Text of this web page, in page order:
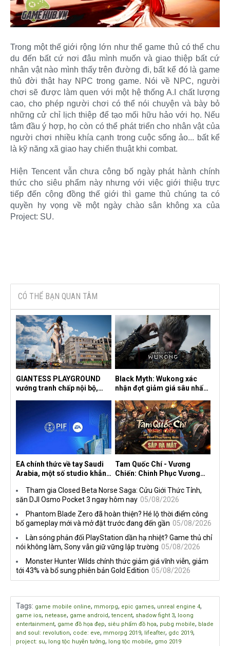
Trong một thế giới rộng lớn như thế game thủ có thể chu
du đến bất cứ nơi đâu mình muốn và giao thiệp bất cứ
nhân vật nào mình thấy trên đường đi, bất kể đó là game
thủ đời thật hay NPC trong game. Nói về NPC, người
chơi sẽ được làm quen với một hệ thống A.I chất lượng
cao, cho phép người chơi có thể nói chuyện và bày bỏ
những cử chỉ lịch thiệp để tạo mối hữu hảo với họ. Nếu
tâm đầu ý hợp, họ còn có thể phát triển cho nhân vật của
người chơi nhiều khía cạnh trong cuộc sống ảo... bất kể
là kỹ năng xã giao hay chiến thuật khi combat.
Hiện Tencent vẫn chưa công bố ngày phát hành chính
thức cho siêu phẩm này nhưng với việc giới thiệu trực
tiếp đến cộng đồng thế giới thì game thủ chúng ta có
quyền hy vọng về một ngày chào sân không xa của
Project: SU.
CÓ THỂ BẠN QUAN TÂM
GIANTESS PLAYGROUND
vướng tranh chấp nội bộ,
ngầm chiếm đoạt doanh thu
Black Myth: Wukong xác
nhận đợt giảm giá sâu nhất
trên mọi nền tảng
EA chính thức về tay Saudi
Arabia, một số studio khẳng
lược DEI
Tam Quốc Chí - Vương
Chiến: Chinh Phục Vương
sáu thị trường Đông Nam Á
Tham gia Closed Beta Norse Saga: Cửu Giới Thức Tỉnh,
săn DJI Osmo Pocket 3 ngay hôm nay 05/08/2026
Phantom Blade Zero đã hoàn thiện? Hé lộ thời điểm công
bố gameplay mới và mở đặt trước đang đến gần 05/08/2026
Làn sóng phản đối PlayStation dần hạ nhiệt? Game thủ chỉ
nói không làm, Sony vẫn giữ vững lập trường 05/08/2026
Monster Hunter Wilds chính thức giảm giá vĩnh viễn, giảm
tới 43% và bổ sung phiên bản Gold Edition 05/08/2026
Tags: game mobile online, mmorpg, epic games, unreal engine 4,
game ios, netease, game android, tencent, shadow fight 3,
loong
entertainment, game đồ họa đẹp, siêu phẩm đồ họa, pubg mobile, blade
and soul: revolution, code: eve, mmorpg 2019, lifeafter, gdc 2019,
project: su, long tộc huyễn tưởng, long tộc mobile, gmo 2019